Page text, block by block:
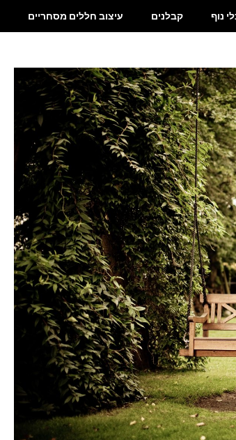
נוף קבלנים עיצוב חללים מסחריים